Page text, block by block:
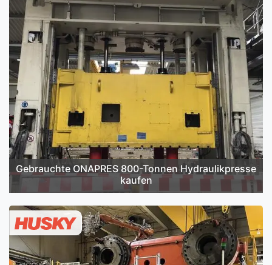
Gebrauchte ONAPRES 800-Tonnen Hydraulikpresse
kaufen